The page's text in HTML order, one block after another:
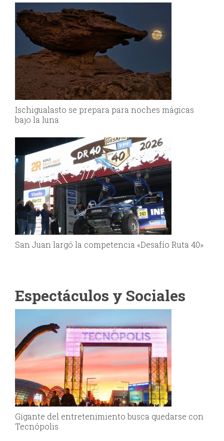
Ischigualasto se prepara para noches mágicas
bajo la luna
San Juan largó la competencia «Desafío Ruta 40»
Espectáculos y Sociales
Gigante del entretenimiento busca quedarse con
Tecnópolis